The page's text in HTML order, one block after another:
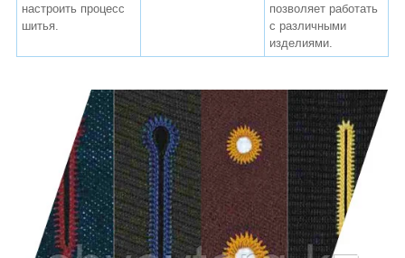
настроить процесс
шитья.
позволяет работать
с различными
изделиями.